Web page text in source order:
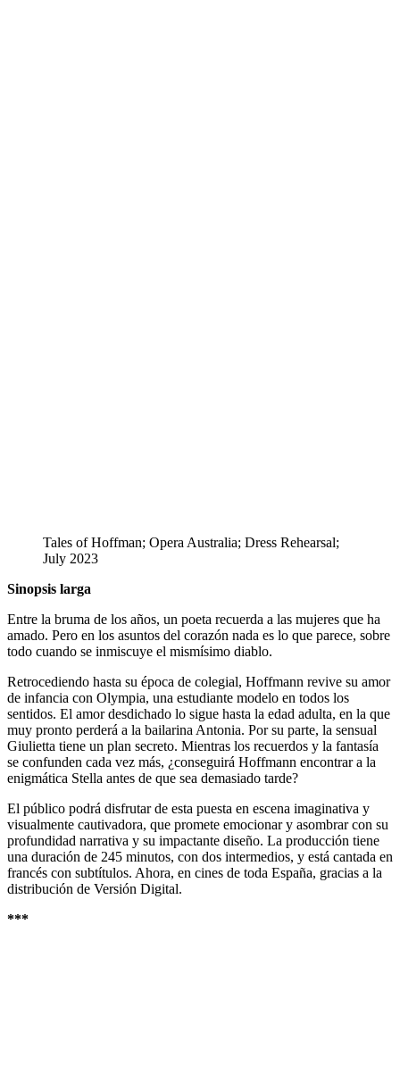
Tales of Hoffman; Opera Australia; Dress Rehearsal;
July 2023
Sinopsis larga
Entre la bruma de los años, un poeta recuerda a las mujeres que ha
amado. Pero en los asuntos del corazón nada es lo que parece, sobre
todo cuando se inmiscuye el mismísimo diablo.
Retrocediendo hasta su época de colegial, Hoffmann revive su amor
de infancia con Olympia, una estudiante modelo en todos los
sentidos. El amor desdichado lo sigue hasta la edad adulta, en la que
muy pronto perderá a la bailarina Antonia. Por su parte, la sensual
Giulietta tiene un plan secreto. Mientras los recuerdos y la fantasía
se confunden cada vez más, ¿conseguirá Hoffmann encontrar a la
enigmática Stella antes de que sea demasiado tarde?
El público podrá disfrutar de esta puesta en escena imaginativa y
visualmente cautivadora, que promete emocionar y asombrar con su
profundidad narrativa y su impactante diseño. La producción tiene
una duración de 245 minutos, con dos intermedios, y está cantada en
francés con subtítulos. Ahora, en cines de toda España, gracias a la
distribución de Versión Digital.
***